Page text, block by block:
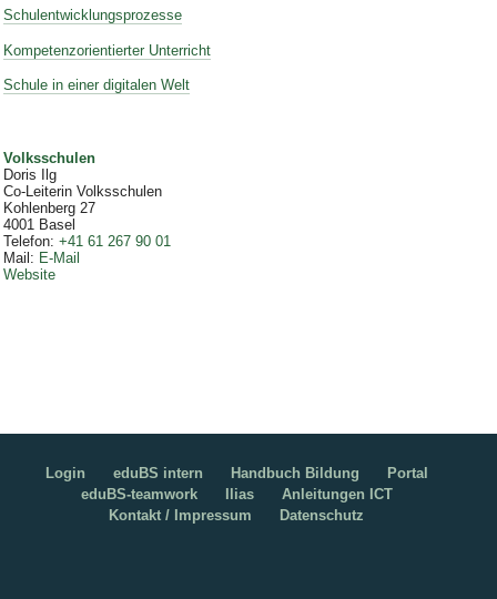
Schulentwicklungsprozesse
Kompetenzorientierter Unterricht
Schule in einer digitalen Welt
Volksschulen
Doris Ilg
Co-Leiterin Volksschulen
Kohlenberg 27
4001 Basel
Telefon: +41 61 267 90 01
Mail: E-Mail
Website
Login eduBS intern Handbuch Bildung
Portal
eduBS-teamwork
Ilias
Anleitungen ICT
Kontakt / Impressum
Datenschutz